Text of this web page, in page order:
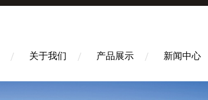
关于我们 产品展示 新闻中心